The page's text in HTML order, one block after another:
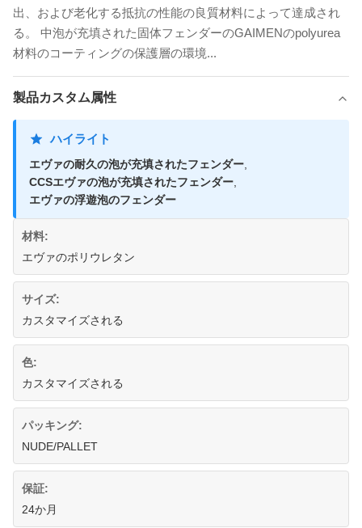
出、および老化する抵抗の性能の良質材料によって達成され
る。 中泡が充填された固体フェンダーのGAIMENのpolyurea
材料のコーティングの保護層の環境...
製品カスタム属性
ハイライト
エヴァの耐久の泡が充填されたフェンダー
CCSエヴァの泡が充填されたフェンダー
エヴァの浮遊泡のフェンダー
材料:
エヴァのポリウレタン
サイズ:
カスタマイズされる
色:
カスタマイズされる
パッキング:
NUDE/PALLET
保証:
24か月